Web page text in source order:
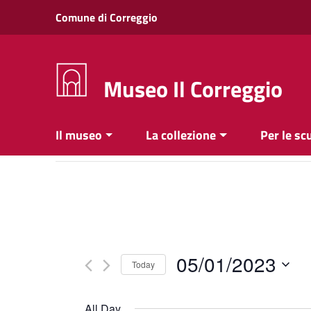
Vai ai contenuti
Vai al menu di navigazione
Comune di Correggio
Museo Il Correggio
Il museo La collezione Per le
Today 05/01/2023
date.